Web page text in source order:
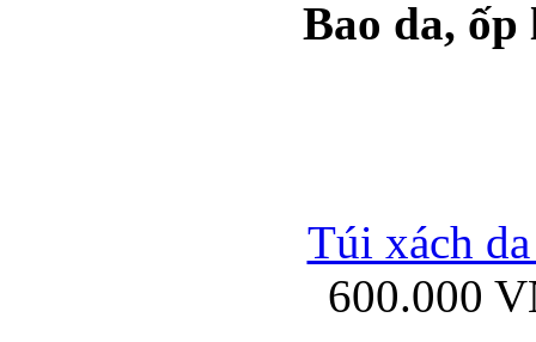
Ốp lưng silicon
Bao da,
Túi xách
600.000